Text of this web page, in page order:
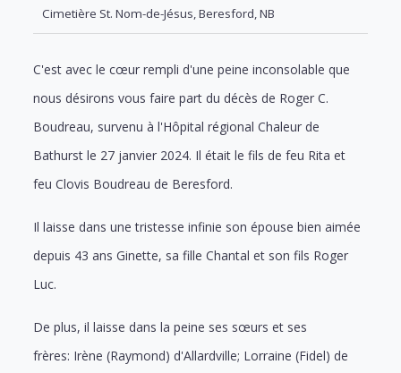
Cimetière St. Nom-de-Jésus, Beresford, NB
C'est avec le cœur rempli d'une peine inconsolable que
nous désirons vous faire part du décès de Roger C.
Boudreau, survenu à l'Hôpital régional Chaleur de
Bathurst le 27 janvier 2024. Il était le fils de feu Rita et
feu Clovis Boudreau de Beresford.
Il laisse dans une tristesse infinie son épouse bien aimée
depuis 43 ans Ginette, sa fille Chantal et son fils Roger
Luc.
De plus, il laisse dans la peine ses sœurs et ses
frères: Irène (Raymond) d'Allardville; Lorraine (Fidel) de